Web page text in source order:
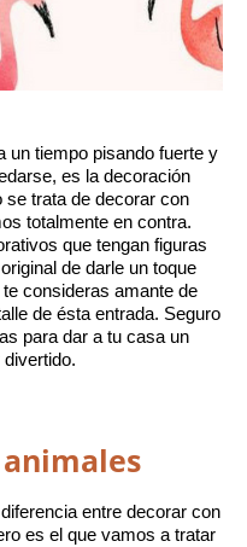
un tiempo pisando fuerte y
es la decoración
se trata de decorar con
totalmente en contra.
que tengan figuras
de darle un toque
consideras amante de
de ésta entrada. Seguro
para dar a tu casa un
entre decorar con
es el que vamos a tratar